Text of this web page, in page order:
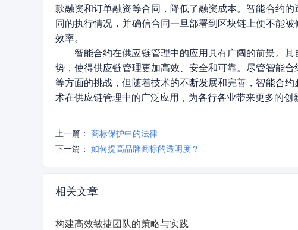
款融资和订单融资等合同，降低了融资成本。智能合约
同的执行情况，并确信合同一旦部署到区块链上便不能
效率。
智能合约在供应链管理中的应用具有广阔的前景。
势，使得供应链管理更加高效、安全和可靠。尽管智能
等方面的挑战，但随着技术的不断发展和完善，智能合
术在供应链管理中的广泛应用，为各行各业带来更多的创
上一篇：
商标保护中的法律
下一篇：
如何提高品牌商标的透明度？
相关文章
构建高效敏捷团队的策略与实践